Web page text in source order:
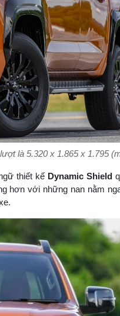
là 5.320 x 1.865 x 1.795
thiết kế Dynamic Shield
hơn với những nan nằm